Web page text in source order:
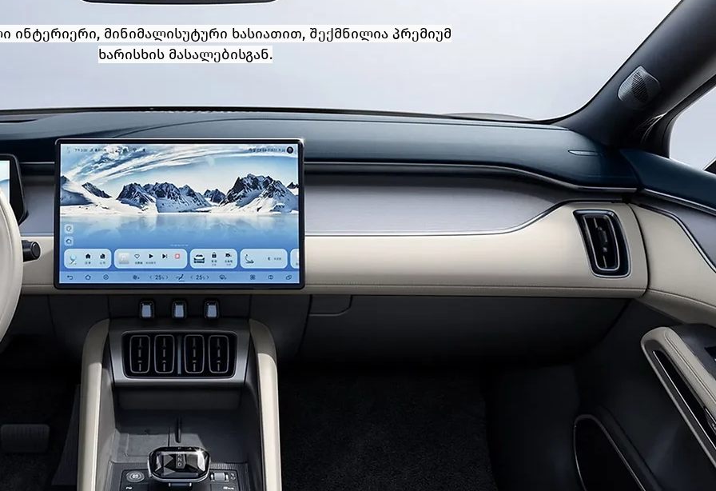
ინტერიერი, მინიმალისუტური ხასიათით, შექმნილია პრემიუმ
ხარისხის მასალებისგან.